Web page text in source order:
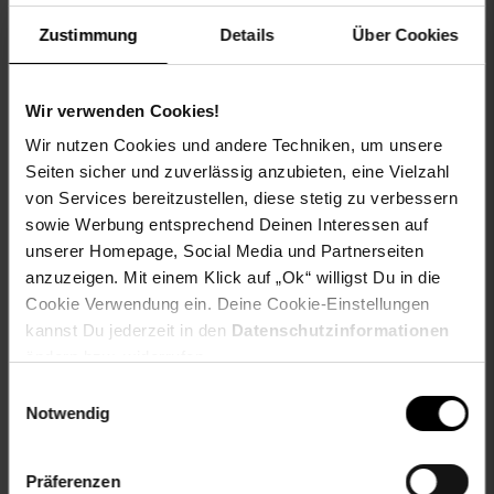
Zustimmung Details Über Cookies
Wir verwenden Cookies!
Wir nutzen Cookies und andere Techniken, um unsere
Seiten sicher und zuverlässig anzubieten, eine Vielzahl
von Services bereitzustellen, diese stetig zu verbessern
sowie Werbung entsprechend Deinen Interessen auf
unserer Homepage, Social Media und Partnerseiten
anzuzeigen. Mit einem Klick auf „Ok“ willigst Du in die
Cookie Verwendung ein. Deine Cookie-Einstellungen
kannst Du jederzeit in den Datenschutzinformationen
Notwendig
Präferenzen
Eu Verantwortliche Person E-mail: moshe@gm-
company.de
Eu Verantwortliche Person Hausnummer: 24
Eu Verantwortliche Person Land: Belgien
Eu Verantwortliche Person Name oder Firma: GM
Company BV
Eu Verantwortliche Person Ort: Kapellen
Eu Verantwortliche Person PLZ: 2950
Gewählte Variante: